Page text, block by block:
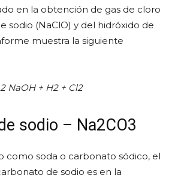
en la obtención de gas de cloro
sodio (NaClO) y del hidróxido de
muestra la siguiente
NaOH + H2 + Cl2
sodio – Na2CO3
como soda o carbonato sódico, el
de sodio es en la